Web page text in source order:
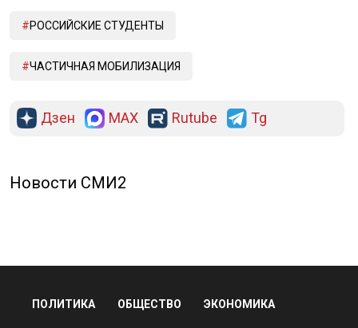
РОССИЙСКИЕ СТУДЕНТЫ
ЧАСТИЧНАЯ МОБИЛИЗАЦИЯ
Дзен MAX Rutube Tg
Новости СМИ2
ПОЛИТИКА ОБЩЕСТВО ЭКОНОМИКА